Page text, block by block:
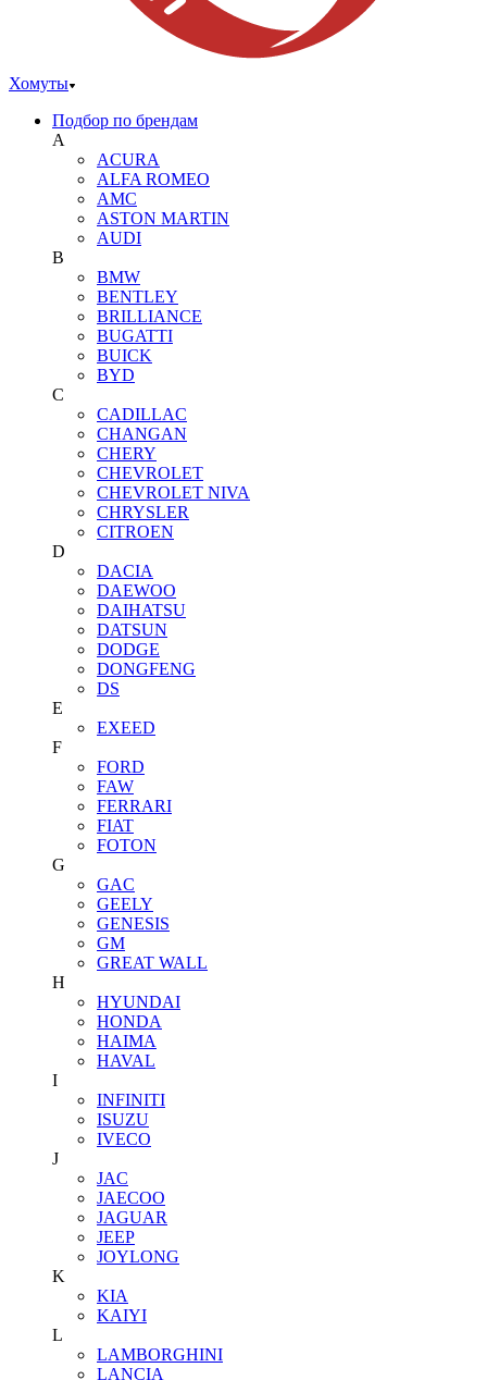
Хомуты
Подбор по брендам
A
ACURA
ALFA ROMEO
AMC
ASTON MARTIN
AUDI
B
BMW
BENTLEY
BRILLIANCE
BUGATTI
BUICK
BYD
C
CADILLAC
CHANGAN
CHERY
CHEVROLET
CHEVROLET NIVA
CHRYSLER
CITROEN
D
DACIA
DAEWOO
DAIHATSU
DATSUN
DODGE
DONGFENG
DS
E
EXEED
F
FORD
FAW
FERRARI
FIAT
FOTON
G
GAC
GEELY
GENESIS
GM
GREAT WALL
H
HYUNDAI
HONDA
HAIMA
HAVAL
I
INFINITI
ISUZU
IVECO
J
JAC
JAECOO
JAGUAR
JEEP
JOYLONG
K
KIA
KAIYI
L
LAMBORGHINI
LANCIA